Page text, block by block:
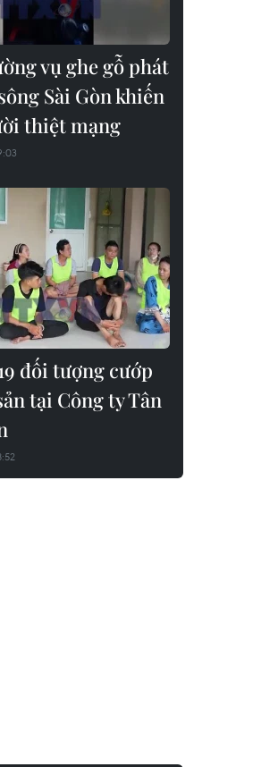
vụ ghe gỗ phát
Sài Gòn khiến
thiệt mạng
đối tượng cướp
tại Công ty Tân